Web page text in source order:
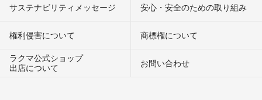
サステナビリティメッセージ 安心・安全のための取り組み
権利侵害について
商標権について
ラクマ公式ショップ
出店について
お問い合わせ